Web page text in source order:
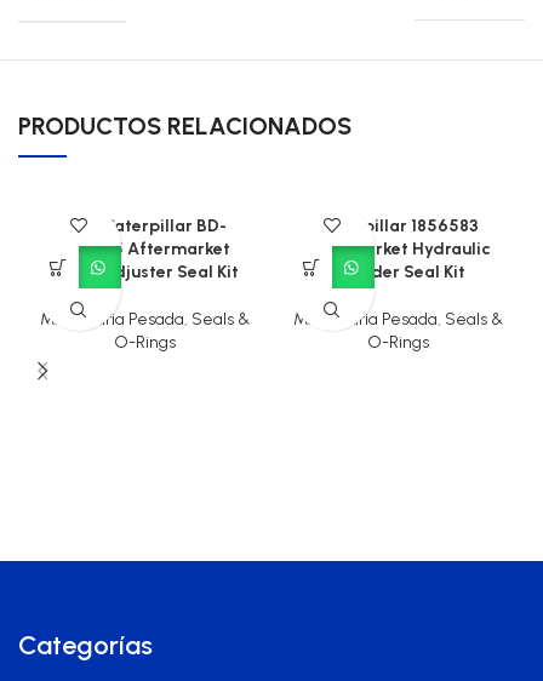
PRODUCTOS RELACIONADOS
CAT Caterpillar BD-
904405 Aftermarket
Track Adjuster Seal Kit
Maquinaria Pesada, Seals &
O-Rings
Caterpillar 1856583
Aftermarket Hydraulic
Cylinder Seal Kit
Maquinaria Pesada, Seals &
O-Rings
Categorías